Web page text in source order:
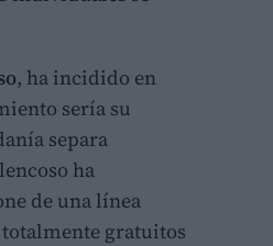
, ha incidido en
sería su
separa
ha
de una línea
gratuitos